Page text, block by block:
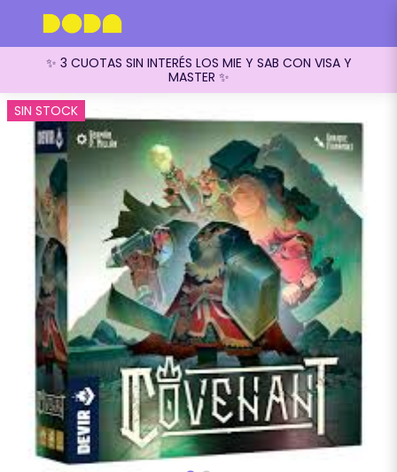
✨ 3 CUOTAS SIN INTERÉS LOS MIE Y SAB CON VISA Y
MASTER ✨
SIN STOCK